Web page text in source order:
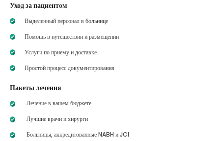
Уход за пациентом
Выделенный персонал в больнице
Помощь в путешествии и размещении
Услуги по приему и доставке
Простой процесс документирования
Пакеты лечения
Лечение в вашем бюджете
Лучшие врачи и хирурги
Больницы, аккредитованные NABH и JCI